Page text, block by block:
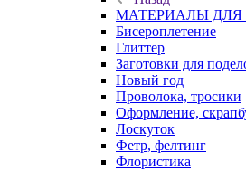
МАТЕРИАЛЫ ДЛЯ
Бисероплетение
Глиттер
Заготовки для
Новый год
Проволока, тросики
Оформление,
Лоскуток
Фетр, фелтинг
Флористика